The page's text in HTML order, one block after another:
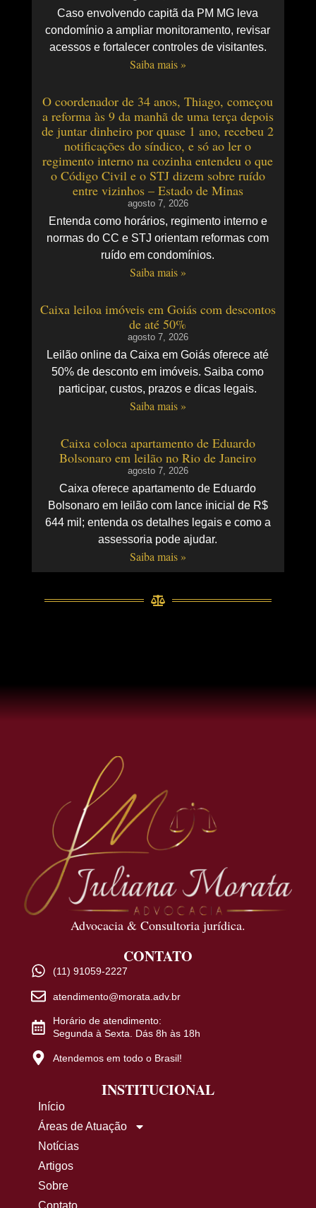
Caso envolvendo capitã da PM MG leva
condomínio a ampliar monitoramento, revisar
acessos e fortalecer controles de visitantes.
Saiba mais »
O coordenador de 34 anos, Thiago, começou
a reforma às 9 da manhã de uma terça depois
de juntar dinheiro por quase 1 ano, recebeu 2
notificações do síndico, e só ao ler o
regimento interno na cozinha entendeu o que
o Código Civil e o STJ dizem sobre ruído
entre vizinhos – Estado de Minas
agosto 7, 2026
Entenda como horários, regimento interno e
normas do CC e STJ orientam reformas com
ruído em condomínios.
Saiba mais »
Caixa leiloa imóveis em Goiás com descontos
de até 50%
agosto 7, 2026
Leilão online da Caixa em Goiás oferece até
50% de desconto em imóveis. Saiba como
participar, custos, prazos e dicas legais.
Saiba mais »
Caixa coloca apartamento de Eduardo
Bolsonaro em leilão no Rio de Janeiro
agosto 7, 2026
Caixa oferece apartamento de Eduardo
Bolsonaro em leilão com lance inicial de R$
644 mil; entenda os detalhes legais e como a
assessoria pode ajudar.
Saiba mais »
Advocacia & Consultoria jurídica.
CONTATO
(11) 91059-2227
atendimento@morata.adv.br
Horário de atendimento:
Segunda à Sexta. Dás 8h às 18h
Atendemos em todo o Brasil!
INSTITUCIONAL
Início
Áreas de Atuação
Notícias
Artigos
Sobre
Contato